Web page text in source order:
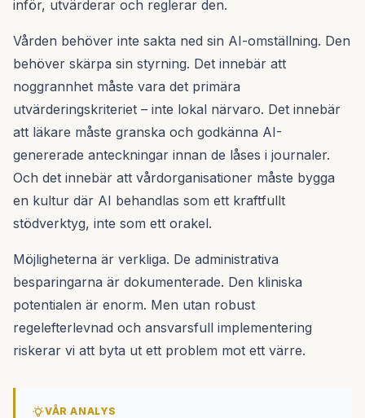
inför, utvärderar och reglerar den.
Vården behöver inte sakta ned sin AI-omställning. Den
behöver skärpa sin styrning. Det innebär att
noggrannhet måste vara det primära
utvärderingskriteriet – inte lokal närvaro. Det innebär
att läkare måste granska och godkänna AI-
genererade anteckningar innan de låses i journaler.
Och det innebär att vårdorganisationer måste bygga
en kultur där AI behandlas som ett kraftfullt
stödverktyg, inte som ett orakel.
Möjligheterna är verkliga. De administrativa
besparingarna är dokumenterade. Den kliniska
potentialen är enorm. Men utan robust
regelefterlevnad och ansvarsfull implementering
riskerar vi att byta ut ett problem mot ett värre.
VÅR ANALYS